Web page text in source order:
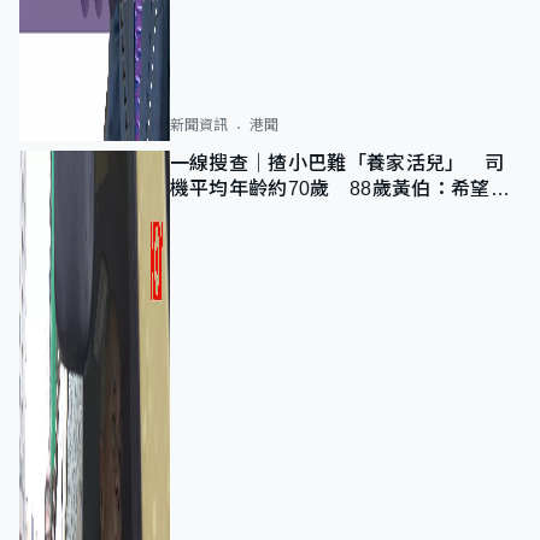
新聞資訊 港聞
一線搜查｜揸小巴難「養家活兒」 司
機平均年齡約70歲 88歲黃伯：希望一